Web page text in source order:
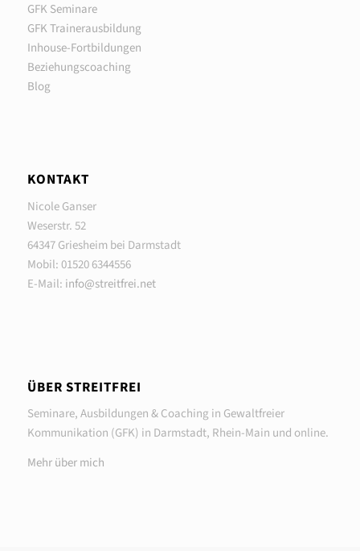
GFK Seminare
GFK Trainerausbildung
Inhouse-Fortbildungen
Beziehungscoaching
Blog
KONTAKT
Nicole Ganser
Weserstr. 52
64347 Griesheim bei Darmstadt
Mobil: 01520 6344556
E-Mail: info@streitfrei.net
ÜBER STREITFREI
Seminare, Ausbildungen & Coaching in Gewaltfreier
Kommunikation (GFK) in Darmstadt, Rhein-Main und online.
Mehr über mich